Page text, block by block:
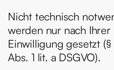
Nicht technisch
werden nur nach Ihrer
Einwilligung gesetzt
Abs. 1 lit. a DSGVO).